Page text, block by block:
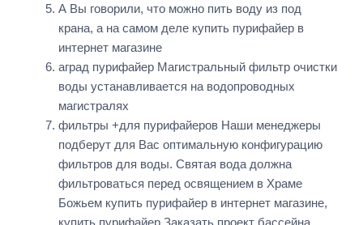
А Вы говорили, что можно пить воду из под
крана, а на самом деле купить пурифайер в
интернет магазине
аград пурифайер Магистральный фильтр очистки
воды устанавливается на водопроводных
магистралях
фильтры +для пурифайеров Наши менеджеры
подберут для Вас оптимальную конфигурацию
фильтров для воды. Святая вода должна
фильтроваться перед освящением в Храме
Божьем купить пурифайер в интернет магазине,